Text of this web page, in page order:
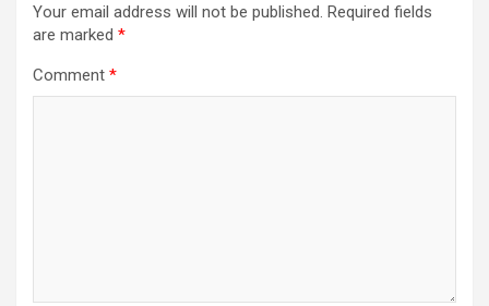
Your email address will not be published. Required fields
are marked *
Comment *